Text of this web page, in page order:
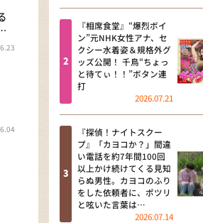
news おかえり
河合＆A.B.C-Z塚
「なんでやねん！？
かえり）
DAIGOも台所 ～き
にする？～
本日はダイアンなり
朝だ！生です旅サ
教えて！ニュース
ミカタ
『相席食堂』“爆烈ボイ
ン”元NHK女性アナ、セ
クシー水着姿＆規格外グ
ッズ公開！ 千鳥“ちょっ
と待てぃ！！”ボタン連
打
2026.07.21
『探偵！ナイトスクー
プ』「カヨコか？」間違
い電話を約7年間100回
以上かけ続けてくる見知
らぬ男性。カヨコのふり
をした依頼者に、ポツリ
と呟いた言葉は…
2026.07.14